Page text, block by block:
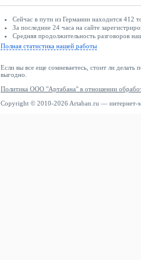
Сейчас в пути из Германии находится 412
За последние 24 часа на сайте
Средняя продолжительность разговоров
Полная статистика нашей работы
Если вы все еще сомневаетесь, стоит ли делать
выгодно.
Политика ООО "Артабана" в отношении
Copyright © 2010-2026 Artaban.ru — интернет-